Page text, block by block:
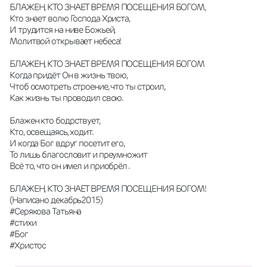
БЛАЖЕН, КТО ЗНАЕТ ВРЕМЯ ПОСЕЩЕНИЯ БОГОМ,
Кто знает волю Господа Христа,
И трудится на ниве Божьей,
Молитвой открывает небеса!
БЛАЖЕН, КТО ЗНАЕТ ВРЕМЯ ПОСЕЩЕНИЯ БОГОМ
Когда придёт Он в жизнь твою,
Чтоб осмотреть строение, что ты строил,
Как жизнь ты проводил свою.
Блажен кто бодрствует,
Кто, освещаясь, ходит.
И когда Бог вдруг посетит его,
То лишь благословит и преумножит
Всё то, что он имел и приобрёл .
БЛАЖЕН, КТО ЗНАЕТ ВРЕМЯ ПОСЕЩЕНИЯ БОГОМ!
(Написано декабрь2015)
#Серякова Татьяна
#стихи
#Бог
#Христос